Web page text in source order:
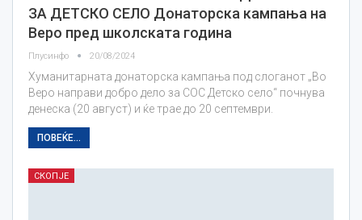
ЗА ДЕТСКО СЕЛО Донаторска кампања на
Веро пред школската година
Плусинфо 20/08/2024
Хуманитарната донаторска кампања под слоганот „Во
Веро направи добро дело за СОС Детско село“ почнува
денеска (20 август) и ќе трае до 20 септември.
ПОВЕЌЕ...
СКОПЈЕ